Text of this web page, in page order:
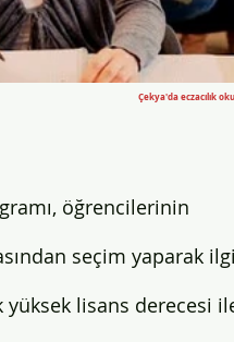
Çekya'da eczacılık
öğrencilerinin
seçim yaparak ilgi
yüksek lisans derecesi